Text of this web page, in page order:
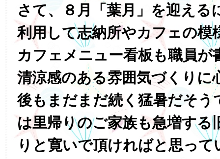
さて、８月「葉月」を迎える
利用して志納所やカフェの模
カフェメニュー看板も職員が
清涼感のある雰囲気づくりに
後もまだまだ続く猛暑だそう
は里帰りのご家族も急増する
りと寛いで頂ければと思っ